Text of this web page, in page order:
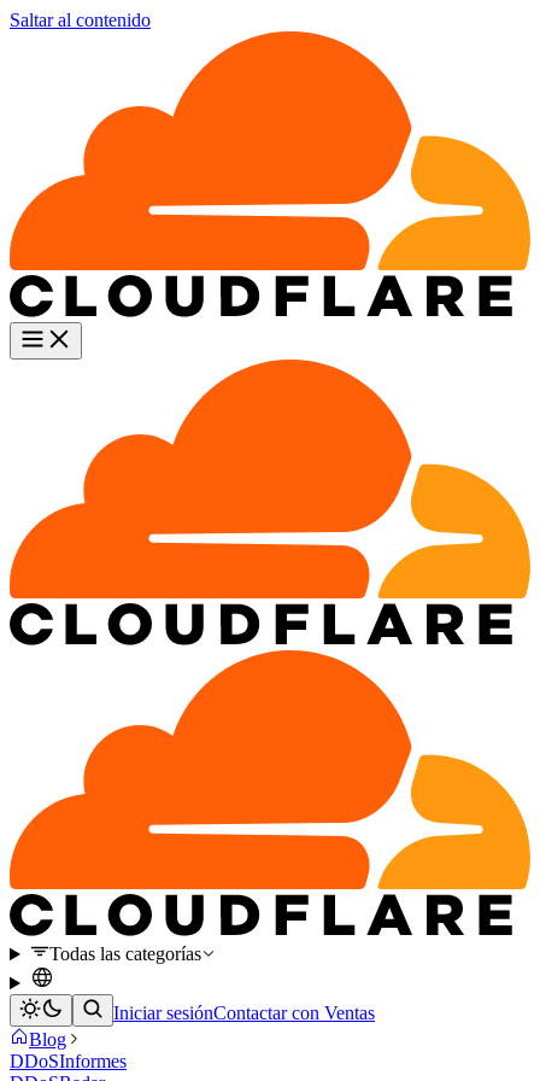
Saltar al contenido
Todas las categorías
Iniciar sesiónContactar con Ventas
Blog
DDoSInformes